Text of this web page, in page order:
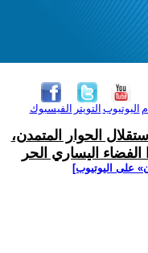
الفيسبوك التويتر اليوتيوب
الحوار المتمدن،
اليساري الحر
على اليوتيوب]